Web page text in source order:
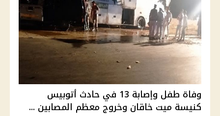
وفاة طفل وإصابة 13 في حادث أتوبيس
كنيسة ميت خاقان وخروج معظم المصابين ...